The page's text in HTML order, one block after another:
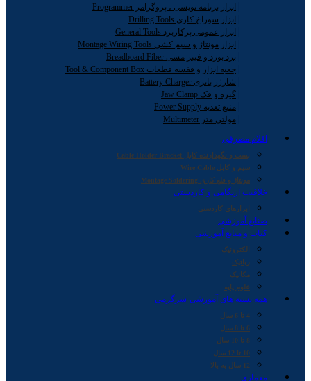
ابزار برنامه نویسی ، پروگرامر Programmer
ابزار سوراخ کاری Drilling Tools
ابزار عمومی پرکاربرد General Tools
ابزار مونتاژ و سیم کشی Montage Wiring Tools
برد بورد و فیبر مسی Breadboard Fiber
جعبه ابزار و قفسه قطعات Tool & Component Box
شارژر باتری Battery Charger
گیره و فک Jaw Clamp
منبع تغذیه Power Supply
مولتی متر Multimeter
اقلام مصرفی
بست و نگهدارنده کابل Cable Holder Bracket
سیم و کابل Wire Cable
مونتاژ و قلع کاری Montage Soldering
خلاقیت اریگامی و کاردستی
ابزارهای کاردستی
صنایع آموزشی
کتاب و منابع آموزشی
الکترونیک
رباتیک
مکانیک
علوم پایه
همه بسته های آموزشی-سرگرمی
4 تا 6 سال
6 تا 8 سال
8 تا 10 سال
10 تا 12 سال
12 سال به بالا
معماری